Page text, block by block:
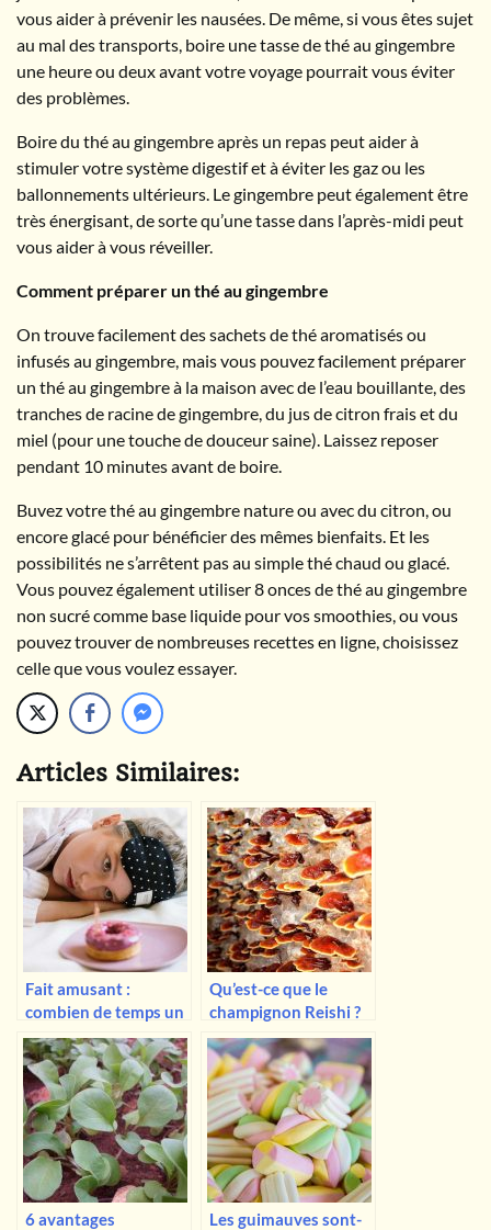
vous aider à prévenir les nausées. De même, si vous êtes sujet
au mal des transports, boire une tasse de thé au gingembre
une heure ou deux avant votre voyage pourrait vous éviter
des problèmes.
Boire du thé au gingembre après un repas peut aider à
stimuler votre système digestif et à éviter les gaz ou les
ballonnements ultérieurs. Le gingembre peut également être
très énergisant, de sorte qu’une tasse dans l’après-midi peut
vous aider à vous réveiller.
Comment préparer un thé au gingembre
On trouve facilement des sachets de thé aromatisés ou
infusés au gingembre, mais vous pouvez facilement préparer
un thé au gingembre à la maison avec de l’eau bouillante, des
tranches de racine de gingembre, du jus de citron frais et du
miel (pour une touche de douceur saine). Laissez reposer
pendant 10 minutes avant de boire.
Buvez votre thé au gingembre nature ou avec du citron, ou
encore glacé pour bénéficier des mêmes bienfaits. Et les
possibilités ne s’arrêtent pas au simple thé chaud ou glacé.
Vous pouvez également utiliser 8 onces de thé au gingembre
non sucré comme base liquide pour vos smoothies, ou vous
pouvez trouver de nombreuses recettes en ligne, choisissez
celle que vous voulez essayer.
Articles Similaires:
Fait amusant :
combien de temps un
être humain peut-il
rester sans manger ?
Qu’est-ce que le
champignon Reishi ?
Avantages et risques
6 avantages
Les guimauves sont-